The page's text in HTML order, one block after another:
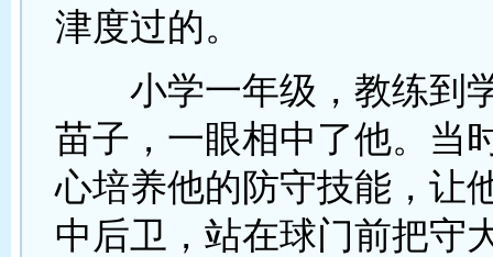
津度过的。
小学一年级，教练到
苗子，一眼相中了他。当
心培养他的防守技能，让
中后卫，站在球门前把守